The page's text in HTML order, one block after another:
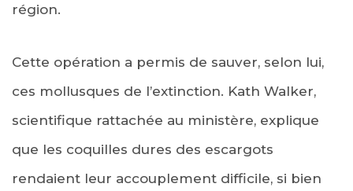
région.
Cette opération a permis de sauver, selon lui,
ces mollusques de l’extinction. Kath Walker,
scientifique rattachée au ministère, explique
que les coquilles dures des escargots
rendaient leur accouplement difficile, si bien